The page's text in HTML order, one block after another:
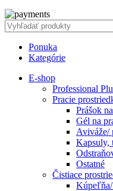
Ponuka
Kategórie
E-shop
Professional
Pracie
Prášok
Gél na
Aviváže/
Kapsuly,
Ostatné
Čistiace
Kúpeľňa/